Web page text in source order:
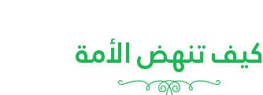
كيف تنهض الأمة